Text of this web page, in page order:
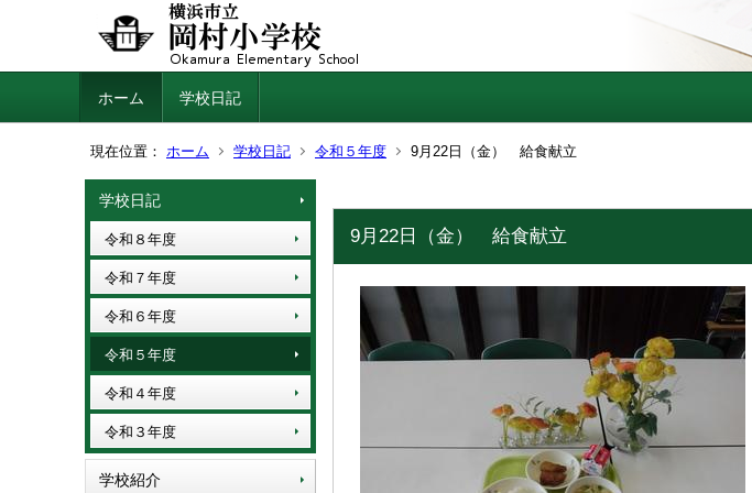
ホーム 学校日記
現在位置： ホーム 学校日記 令和５年度 9月22日（金） 給食献立
学校日記
令和８年度
令和７年度
令和６年度
令和５年度
令和４年度
令和３年度
学校紹介
9月22日（金） 給食献立